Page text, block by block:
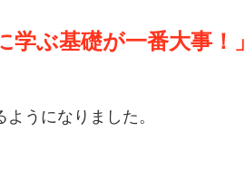
学ぶ基礎が一番大事！」
ようになりました。